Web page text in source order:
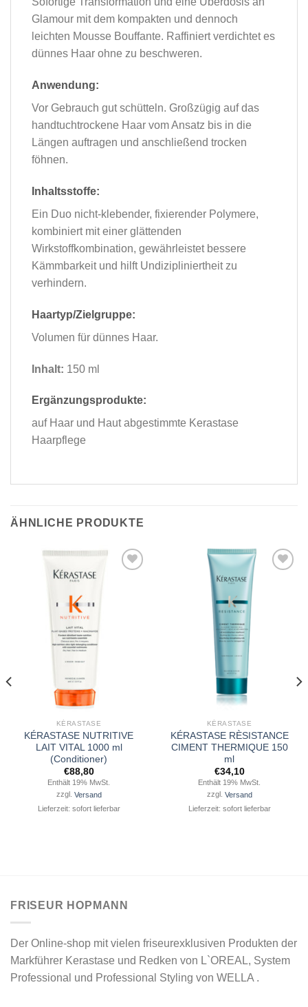
Glamour mit dem kompakten und dennoch
leichten Mousse Bouffante. Raffiniert verdichtet es
dünnes Haar ohne zu beschweren.
Anwendung:
Vor Gebrauch gut schütteln. Großzügig auf das
handtuchtrockene Haar vom Ansatz bis in die
Längen auftragen und anschließend trocken
föhnen.
Inhaltsstoffe:
Ein Duo nicht-klebender, fixierender Polymere,
kombiniert mit einer glättenden
Wirkstoffkombination, gewährleistet bessere
Kämmbarkeit und hilft Undizipliniertheit zu
verhindern.
Haartyp/Zielgruppe:
Volumen für dünnes Haar.
Inhalt: 150 ml
Ergänzungsprodukte:
auf Haar und Haut abgestimmte Kerastase
Haarpflege
ÄHNLICHE PRODUKTE
KÉRASTASE
KÉRASTASE NUTRITIVE
LAIT VITAL 1000 ml
(Conditioner)
€88,80
Enthält 19% MwSt.
zzgl. Versand
Lieferzeit: sofort lieferbar
Wunschliste
hinzufügen
KÉRASTASE
KÉRASTASE RÈSISTANCE
CIMENT THERMIQUE 150
ml
€34,10
Enthält 19% MwSt.
zzgl. Versand
Lieferzeit: sofort lieferbar
FRISEUR HOPMANN
Der Online-shop mit vielen friseurexklusiven Produkten der
Markführer Kerastase und Redken von L`OREAL, System
Professional und Professional Styling von WELLA .